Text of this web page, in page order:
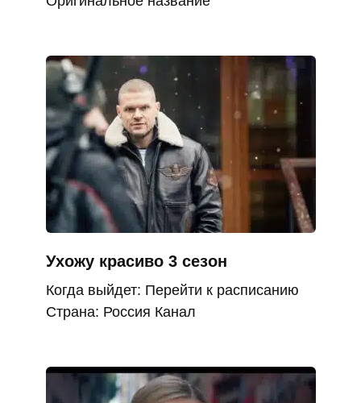
Ухожу красиво 3 сезон
Когда выйдет: Перейти к расписанию
Страна: Россия Канал